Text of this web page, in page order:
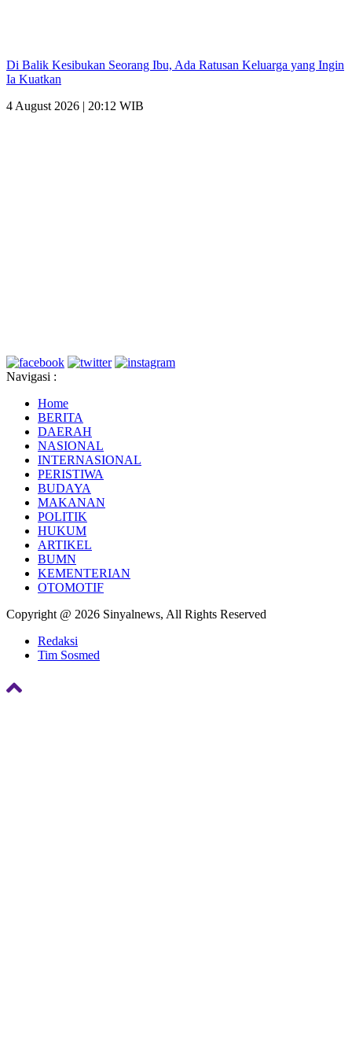
Di Balik Kesibukan Seorang Ibu, Ada Ratusan Keluarga yang Ingin
Ia Kuatkan
4 August 2026 | 20:12 WIB
Navigasi :
Home
BERITA
DAERAH
NASIONAL
INTERNASIONAL
PERISTIWA
BUDAYA
MAKANAN
POLITIK
HUKUM
ARTIKEL
BUMN
KEMENTERIAN
OTOMOTIF
Copyright @ 2026 Sinyalnews, All Rights Reserved
Redaksi
Tim Sosmed